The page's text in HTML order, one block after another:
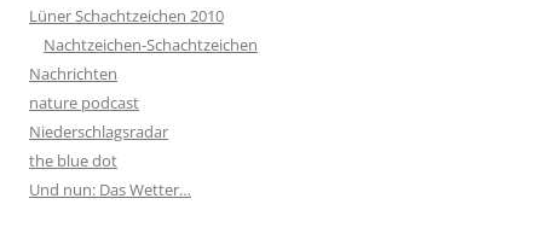
Lüner Schachtzeichen 2010
Nachtzeichen-Schachtzeichen
Nachrichten
nature podcast
Niederschlagsradar
the blue dot
Und nun: Das Wetter…